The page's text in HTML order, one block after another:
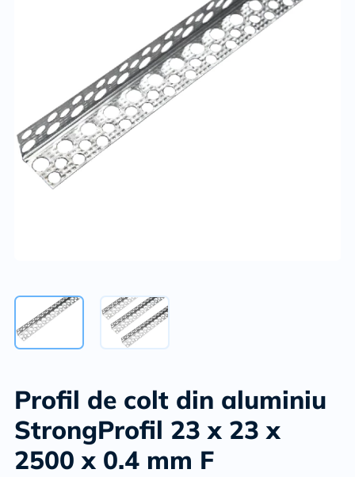
Profil de colt din aluminiu
StrongProfil 23 x 23 x
2500 x 0.4 mm F